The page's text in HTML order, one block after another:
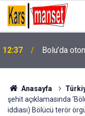
12:35 Jandarma
Anasayfa
şehit açıklamasında
iddiası) Bölücü terör